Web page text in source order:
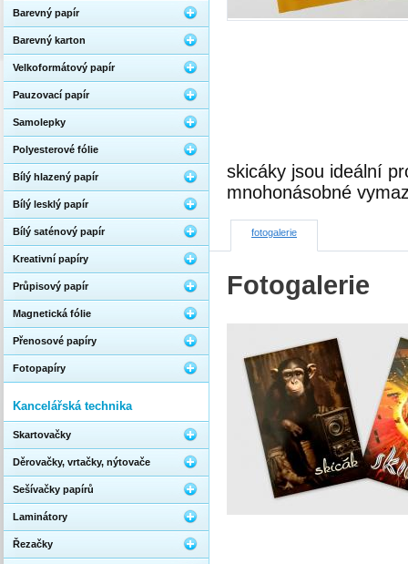
skicáky jsou ideální
mnohonásobné
fotogalerie
Fotogalerie
Barevný papír
Barevný karton
Velkoformátový papír
Pauzovací papír
Samolepky
Polyesterové fólie
Bílý hlazený papír
Bílý lesklý papír
Bílý saténový papír
Kreativní papíry
Průpisový papír
Magnetická fólie
Přenosové papíry
Fotopapíry
Kancelářská technika
Skartovačky
Děrovačky, vrtačky, nýtovače
Sešívačky papírů
Laminátory
Řezačky